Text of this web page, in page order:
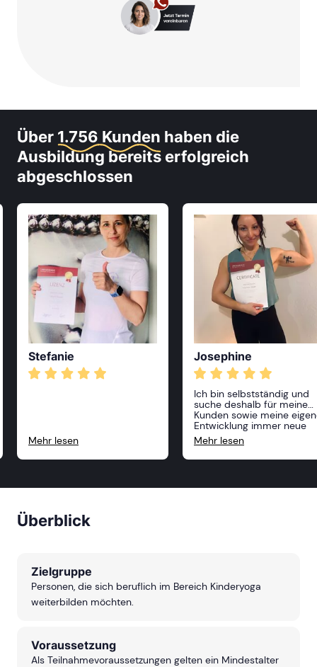
Über 1.756 Kunden haben die
Ausbildung bereits erfolgreich
abgeschlossen
Stefanie
Mehr lesen
Josephine
Ich bin selbstständig und
suche deshalb für meine
Kunden sowie meine
Entwicklung immer neue
Anreize und Möglichkeiten,
zu wachsen. Die Akademie
für Sport und Gesundheit
riesigen Angebot an
Mehr lesen
Überblick
Zielgruppe
Personen, die sich beruflich im Bereich Kinderyoga
weiterbilden möchten.
Voraussetzung
Als Teilnahmevoraussetzungen gelten ein Mindestalter